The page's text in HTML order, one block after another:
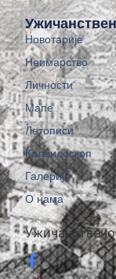
Новотарије
Неимарство
Личности
Мапе
Летописи
Калеидоскоп
Галерије
О нама